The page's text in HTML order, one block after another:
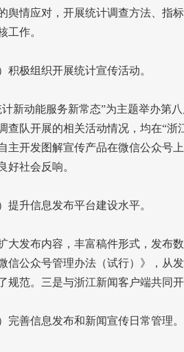
舆情应对，开展统计调查方法、指
工作。
极组织开展统计宣传活动。
动能服务新常态”为主题举办第八
查队开展的相关活动情况，均在“
主开发图解宣传产品在微信公众号
好社会反响。
升信息发布平台建设水平。
发布内容，丰富稿件形式，发布数
信公众号管理办法（试行）》，从
规范。三是与浙江新闻客户端共同
善信息发布和新闻宣传日常管理。